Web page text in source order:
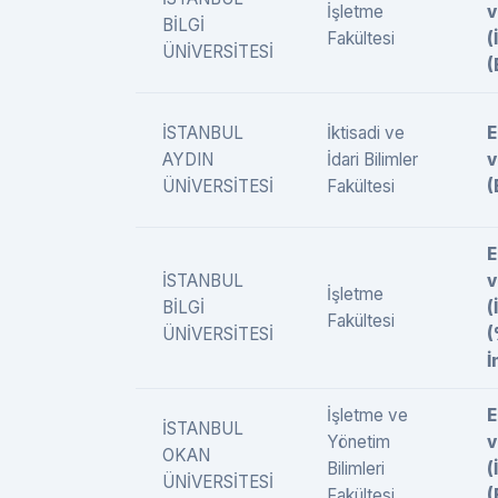
BİLGİ
ÜNİVERSİTESİ
İşletme
Fakültesi
İSTANBUL
AYDIN
ÜNİVERSİTESİ
İktisadi ve
İdari Bilimler
Fakültesi
İSTANBUL
BİLGİ
ÜNİVERSİTESİ
İşletme
Fakültesi
İSTANBUL
OKAN
ÜNİVERSİTESİ
İşletme ve
Yönetim
Bilimleri